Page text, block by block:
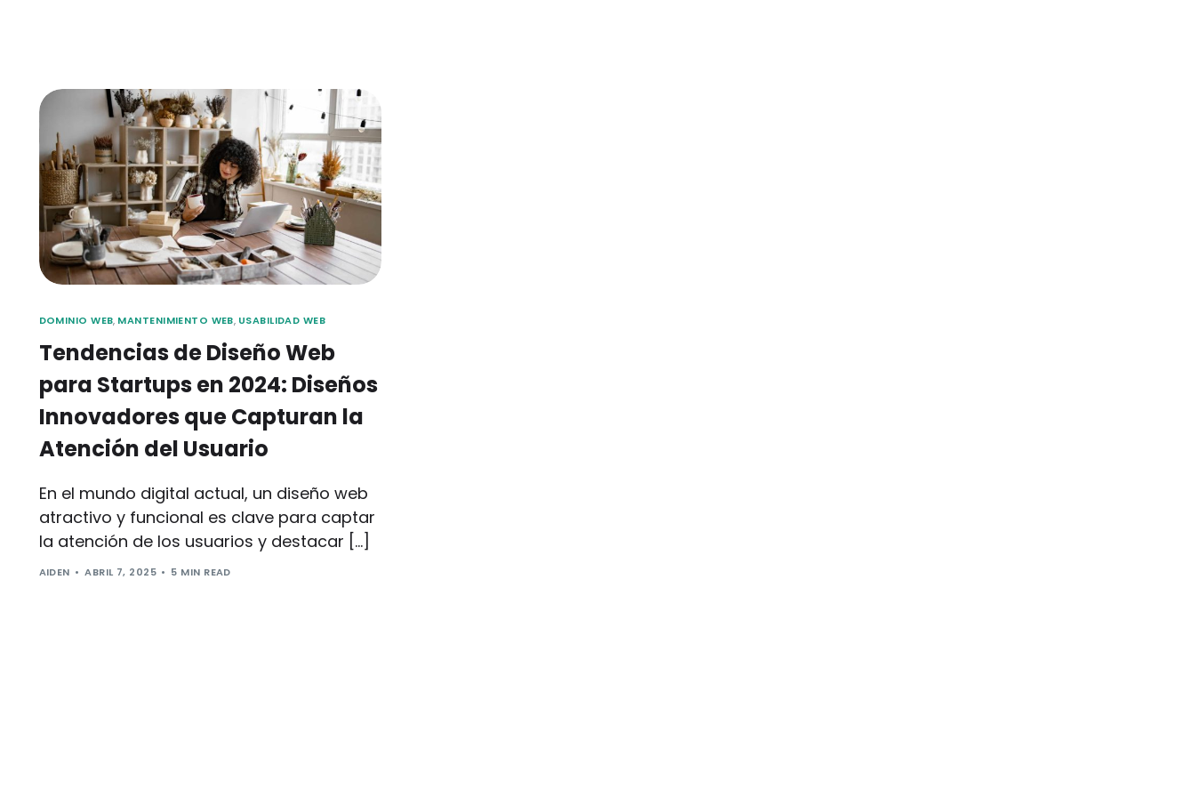
DOMINIO WEB, MANTENIMIENTO WEB, USABILIDAD WEB
Tendencias de Diseño Web
para Startups en 2024: Diseños
Innovadores que Capturan la
Atención del Usuario
En el mundo digital actual, un diseño web
atractivo y funcional es clave para captar
la atención de los usuarios y destacar […]
AIDEN ABRIL 7, 2025 5 MIN READ